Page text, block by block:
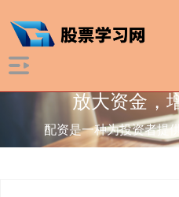
放大资金，
配资是一种为投资者提